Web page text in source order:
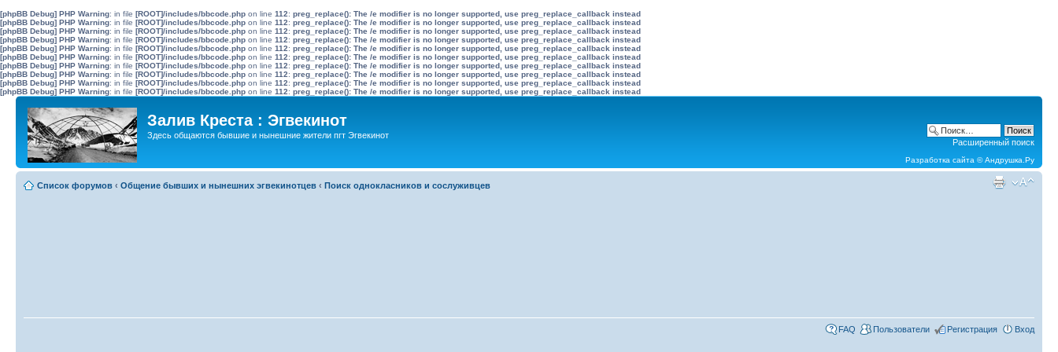
[phpBB Debug] PHP Warning: in file [ROOT]/includes/bbcode.php on line 112: preg_replace(): The /e modifier is no longer supported, use preg_replace_callback instead
[phpBB Debug] PHP Warning: in file [ROOT]/includes/bbcode.php on line 112: preg_replace(): The /e modifier is no longer supported, use preg_replace_callback instead
[phpBB Debug] PHP Warning: in file [ROOT]/includes/bbcode.php on line 112: preg_replace(): The /e modifier is no longer supported, use preg_replace_callback instead
[phpBB Debug] PHP Warning: in file [ROOT]/includes/bbcode.php on line 112: preg_replace(): The /e modifier is no longer supported, use preg_replace_callback instead
[phpBB Debug] PHP Warning: in file [ROOT]/includes/bbcode.php on line 112: preg_replace(): The /e modifier is no longer supported, use preg_replace_callback instead
[phpBB Debug] PHP Warning: in file [ROOT]/includes/bbcode.php on line 112: preg_replace(): The /e modifier is no longer supported, use preg_replace_callback instead
[phpBB Debug] PHP Warning: in file [ROOT]/includes/bbcode.php on line 112: preg_replace(): The /e modifier is no longer supported, use preg_replace_callback instead
[phpBB Debug] PHP Warning: in file [ROOT]/includes/bbcode.php on line 112: preg_replace(): The /e modifier is no longer supported, use preg_replace_callback instead
[phpBB Debug] PHP Warning: in file [ROOT]/includes/bbcode.php on line 112: preg_replace(): The /e modifier is no longer supported, use preg_replace_callback instead
[phpBB Debug] PHP Warning: in file [ROOT]/includes/bbcode.php on line 112: preg_replace(): The /e modifier is no longer supported, use preg_replace_callback instead
Залив Креста : Эгвекинот
Здесь общаются бывшие и нынешние жители пгт Эгвекинот
Расширенный поиск
Разработка сайта ©Андрушка.Ру
Список форумов ‹ Общение бывших и нынешних эгвекинотцев ‹ Поиск однокласников и сослуживцев
FAQ Пользователи Регистрация Вход